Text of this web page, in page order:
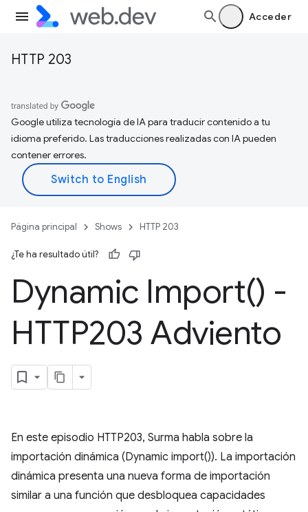
Acceder
HTTP 203
Google utiliza tecnología de IA para traducir contenido a tu
idioma preferido. Las traducciones realizadas con IA pueden
contener errores.
Página principal Shows HTTP 203
¿Te ha resultado útil?
Dynamic Import() -
HTTP203 Adviento
En este episodio HTTP203, Surma habla sobre la
importación dinámica (Dynamic import()). La importación
dinámica presenta una nueva forma de importación
similar a una función que desbloquea capacidades